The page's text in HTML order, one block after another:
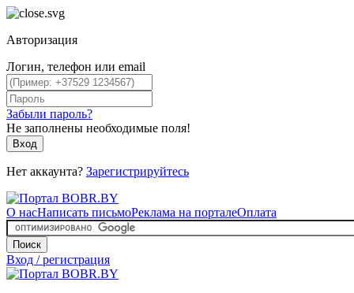
Авторизация
Логин, телефон или email
Забыли пароль?
Не заполнены необходимые поля!
Вход
Нет аккаунта? Зарегистрируйтесь
О насНаписать письмоРеклама на порталеОплата
Поиск
Вход / регистрация